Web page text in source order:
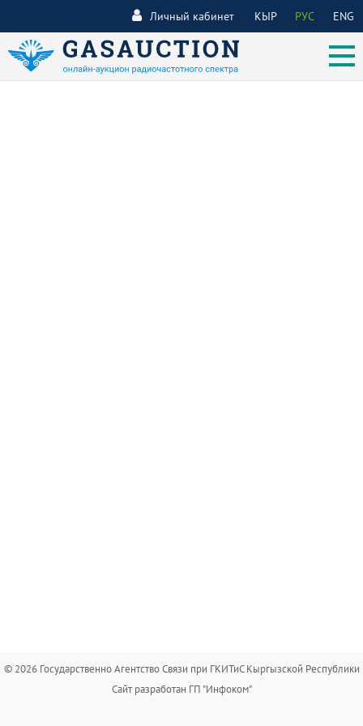
КЫР РУС ENG
Личный кабинет
© 2026 Государственно Агентство Связи при ГКИТиС Кыргызской Республики
Сайт разработан ГП "Инфоком"